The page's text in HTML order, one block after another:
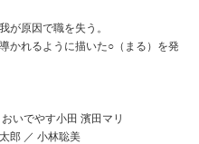
が原因で職を失う。
かれるように描いた○（まる）を発
いでやす小田 濱田マリ
郎 ／ 小林聡美